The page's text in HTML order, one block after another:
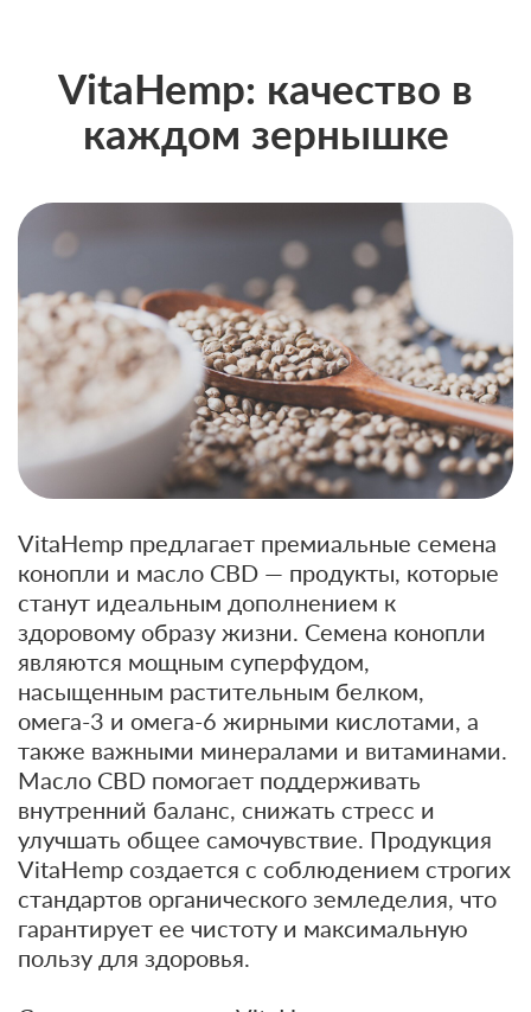
VitaHemp: качество в
каждом зернышке
VitaHemp предлагает премиальные семена
конопли и масло CBD — продукты, которые
станут идеальным дополнением к
здоровому образу жизни. Семена конопли
являются мощным суперфудом,
насыщенным растительным белком,
омега-3 и омега-6 жирными кислотами, а
также важными минералами и витаминами.
Масло CBD помогает поддерживать
внутренний баланс, снижать стресс и
улучшать общее самочувствие. Продукция
VitaHemp создается с соблюдением строгих
стандартов органического земледелия, что
гарантирует ее чистоту и максимальную
пользу для здоровья.